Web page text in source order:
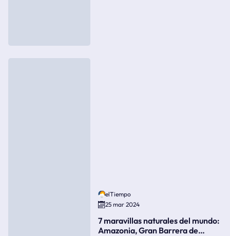
elTiempo
25 mar 2024
7 maravillas naturales del mundo:
Amazonia, Gran Barrera de